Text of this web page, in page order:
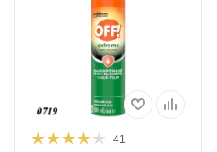
41